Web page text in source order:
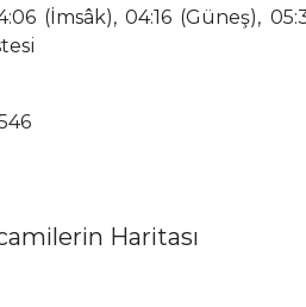
(İmsâk), 04:16 (Güneş),
Haritası